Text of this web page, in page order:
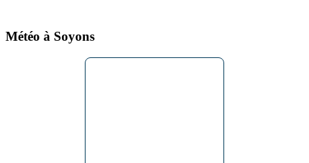
Météo à Soyons